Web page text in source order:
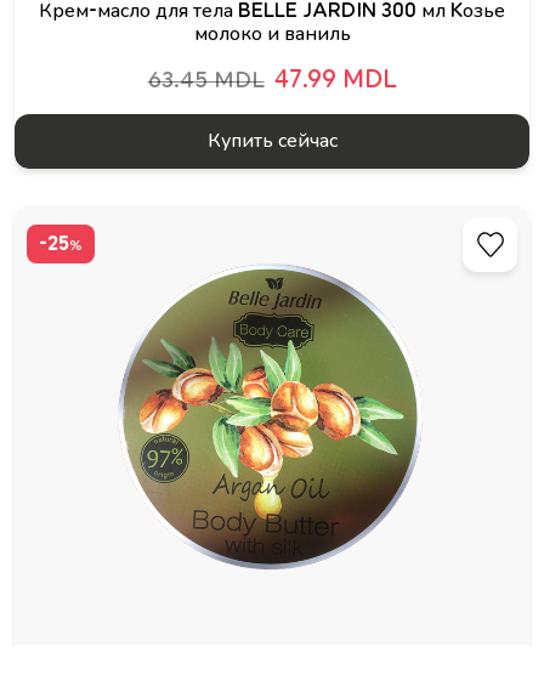
Крем-масло для тела BELLE JARDIN 300 мл Kозье
молоко и ваниль
63.45 MDL 47.99 MDL
Купить сейчас
-25%